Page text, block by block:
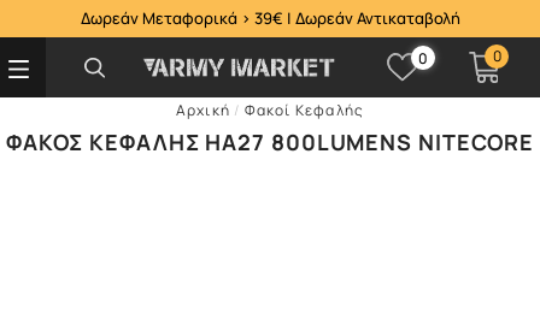
Δωρεάν Μεταφορικά > 39€ | Δωρεάν Αντικαταβολή
0 0
Αρχική / Φακοί Κεφαλής
ΦΑΚΌΣ ΚΕΦΑΛΉΣ HA27 800LUMENS NITECORE